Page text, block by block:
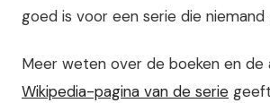
goed is voor een serie die niemand
Meer weten over de boeken en de
Wikipedia-pagina van de serie